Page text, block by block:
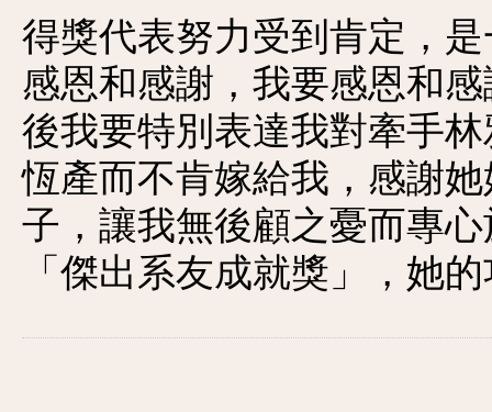
得獎代表努力受到肯定，
感恩和感謝，我要感恩和
後我要特別表達我對牽手
恆產而不肯嫁給我，感謝
子，讓我無後顧之憂而專
「傑出系友成就獎」，她